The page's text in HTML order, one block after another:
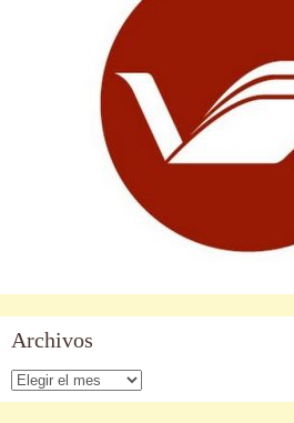
Archivos
Archivos